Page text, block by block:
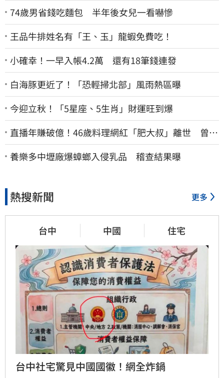
74歲男省錢吃麵包 半年後女兒一看嚇慘
王品牛排姓名有「王、玉」龍蝦免費吃！
小確幸！一早入帳4.2萬 還有18筆錢連發
白海豚更近了！「恐輕掃北部」風雨熱區曝
今迎立秋！「5星座、5生肖」財運旺到爆
直播年賺破億！46歲料理網紅「肥大叔」離世 曾連
播17小時辛酸面曝
養樂多中壢廠爆蟑螂入侵乳品 稽查結果曝
熱搜新聞 更多
台中 中國 住宅
台中社宅驚見中國國徽！網全炸鍋